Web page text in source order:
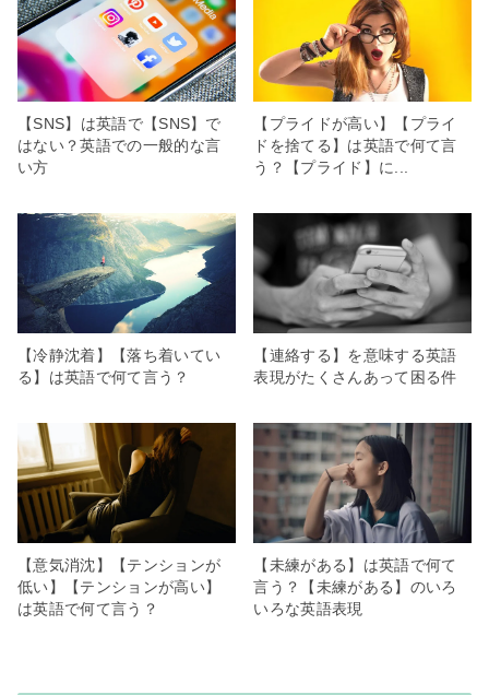
【SNS】は英語で【SNS】で
はない？英語での一般的な言
い方
【プライドが高い】【プライ
ドを捨てる】は英語で何て言
う？【プライド】に...
【冷静沈着】【落ち着いてい
る】は英語で何て言う？
【連絡する】を意味する英語
表現がたくさんあって困る件
【意気消沈】【テンションが
低い】【テンションが高い】
は英語で何て言う？
【未練がある】は英語で何て
言う？【未練がある】のいろ
いろな英語表現